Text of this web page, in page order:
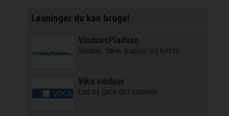
Løsninger du kan bruge!
VinduesPladsen
Vinduer, døre, trapper og kviste
Vika vinduer
Lad os gøre det sammen